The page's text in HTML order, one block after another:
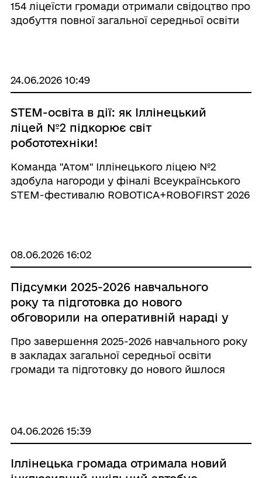
154 ліцеїсти громади отримали свідоцтво про
здобуття повної загальної середньої освіти
24.06.2026 10:49
STEM-освіта в дії: як Іллінецький
ліцей №2 підкорює світ
робототехніки!
Команда "Атом" Іллінецького ліцею №2
здобула нагороди у фіналі Всеукраїнського
STEM-фестивалю ROBOTICA+ROBOFIRST 2026
08.06.2026 16:02
Підсумки 2025-2026 навчального
року та підготовка до нового
обговорили на оперативній нараді у
Про завершення 2025-2026 навчального року
в закладах загальної середньої освіти
громади та підготовку до нового йшлося
та началь ...
04.06.2026 15:39
Іллінецька громада отримала новий